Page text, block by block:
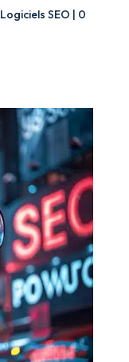
Logiciels SEO | 0